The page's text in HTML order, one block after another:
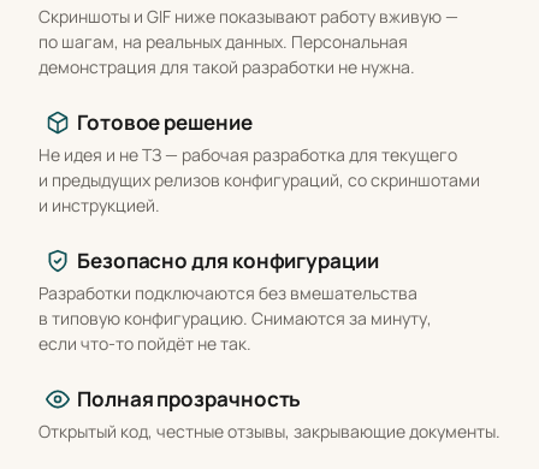
Скриншоты и GIF ниже показывают работу вживую —
по шагам, на реальных данных. Персональная
демонстрация для такой разработки не нужна.
Готовое решение
Не идея и не ТЗ — рабочая разработка для текущего
и предыдущих релизов конфигураций, со скриншотами
и инструкцией.
Безопасно для конфигурации
Разработки подключаются без вмешательства
в типовую конфигурацию. Снимаются за минуту,
если что-то пойдёт не так.
Полная прозрачность
Открытый код, честные отзывы, закрывающие документы.